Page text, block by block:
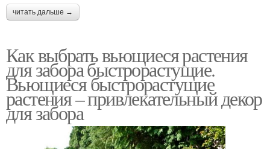
читать дальше →
Как выбрать вьющиеся растения
для забора быстрорастущие.
Вьющиеся быстрорастущие
растения – привлекательный декор
для забора